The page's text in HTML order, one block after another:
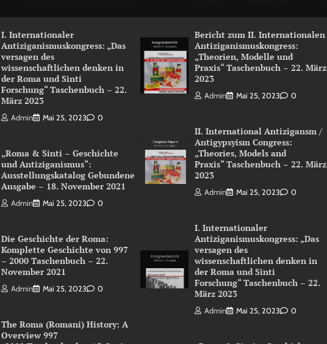
I. Internationaler
Antiziganismuskongress: „Das
versagen des
wissenschaftlichen denken in
der Roma und Sinti
Forschung“ Taschenbuch – 22.
März 2023
Admin Mai 25, 2023 0
„Roma & Sinti – Geschichte
und Antiziganismus“:
Ausstellungskatalog Gebundene
Ausgabe – 18. November 2021
Admin Mai 25, 2023 0
Die Geschichte der Roma:
Komplette Geschichte von 997
– 2000 Taschenbuch – 22.
November 2021
Admin Mai 25, 2023 0
The Roma (Romani) History: A
Overview 997
Bericht zum II. Internationalen
Antiziganismuskongress:
„Theorien, Modelle und
Praxis“ Taschenbuch – 22. März
2023
Admin Mai 25, 2023 0
II. International Antizigansm /
Antigypsyism Congress:
„Theories, Models and
Praxis“ Taschenbuch – 22. März
2023
Admin Mai 25, 2023 0
I. Internationaler
Antiziganismuskongress: „Das
versagen des
wissenschaftlichen denken in
der Roma und Sinti
Forschung“ Taschenbuch – 22.
März 2023
Admin Mai 25, 2023 0